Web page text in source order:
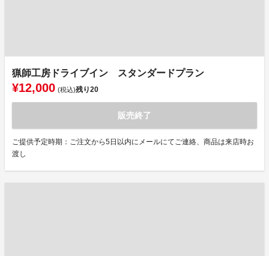
猟師工房ドライブイン スタンダードプラン
¥12,000 (税込)残り20
販売終了
ご提供予定時期：ご注文から5日以内にメールにてご連絡、商品は来店時お
渡し